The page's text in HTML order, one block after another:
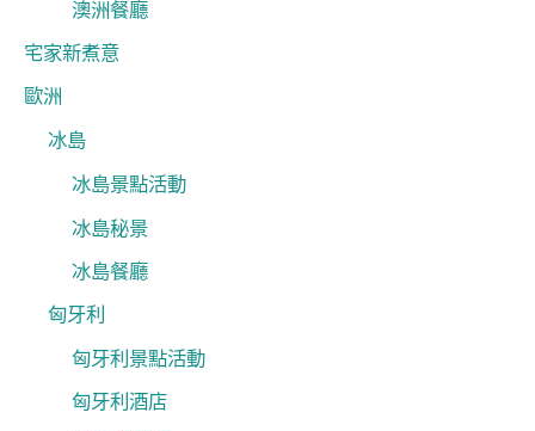
澳洲餐廳
宅家新煮意
歐洲
冰島
冰島景點活動
冰島秘景
冰島餐廳
匈牙利
匈牙利景點活動
匈牙利酒店